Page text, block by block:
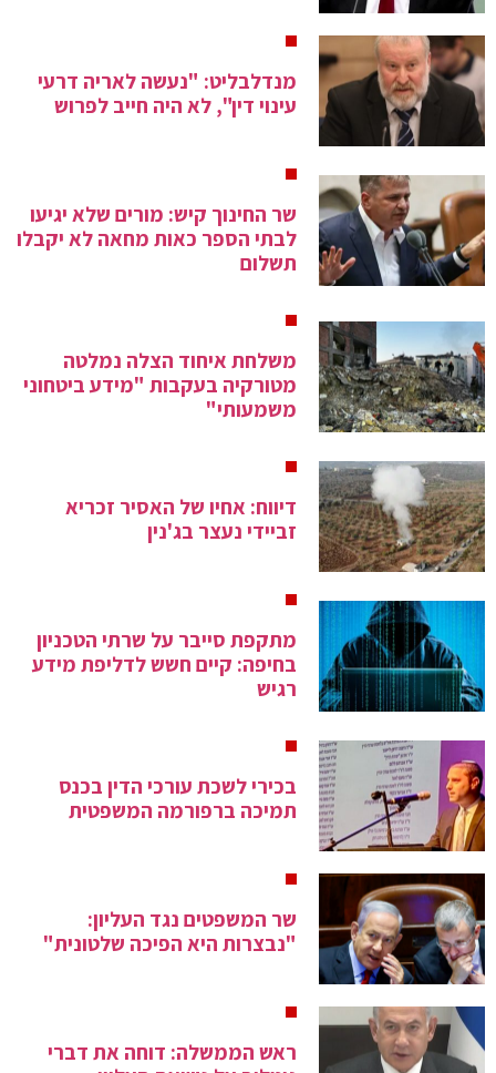
מנדלבליט: "נעשה לאריה דרעי
עינוי דין", לא היה חייב לפרוש
שר החינוך קיש: מורים שלא יגיעו
לבתי הספר כאות מחאה לא יקבלו
תשלום
משלחת איחוד הצלה נמלטה
מטורקיה בעקבות "מידע ביטחוני
משמעותי"
דיווח: אחיו של האסיר זכריא
זביידי נעצר בג'נין
מתקפת סייבר על שרתי הטכניון
בחיפה: קיים חשש לדליפת מידע
רגיש
בכירי לשכת עורכי הדין בכנס
תמיכה ברפורמה המשפטית
שר המשפטים נגד העליון:
"נבצרות היא הפיכה שלטונית"
ראש הממשלה: דוחה את דברי